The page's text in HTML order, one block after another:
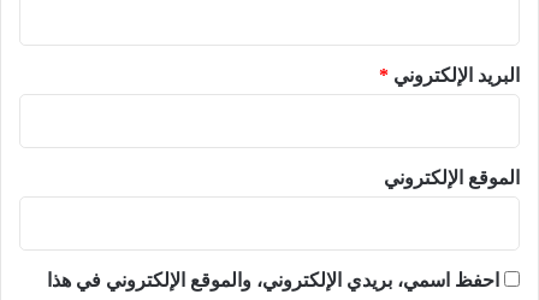
البريد الإلكتروني *
الموقع الإلكتروني
احفظ اسمي، بريدي الإلكتروني، والموقع الإلكتروني في هذا